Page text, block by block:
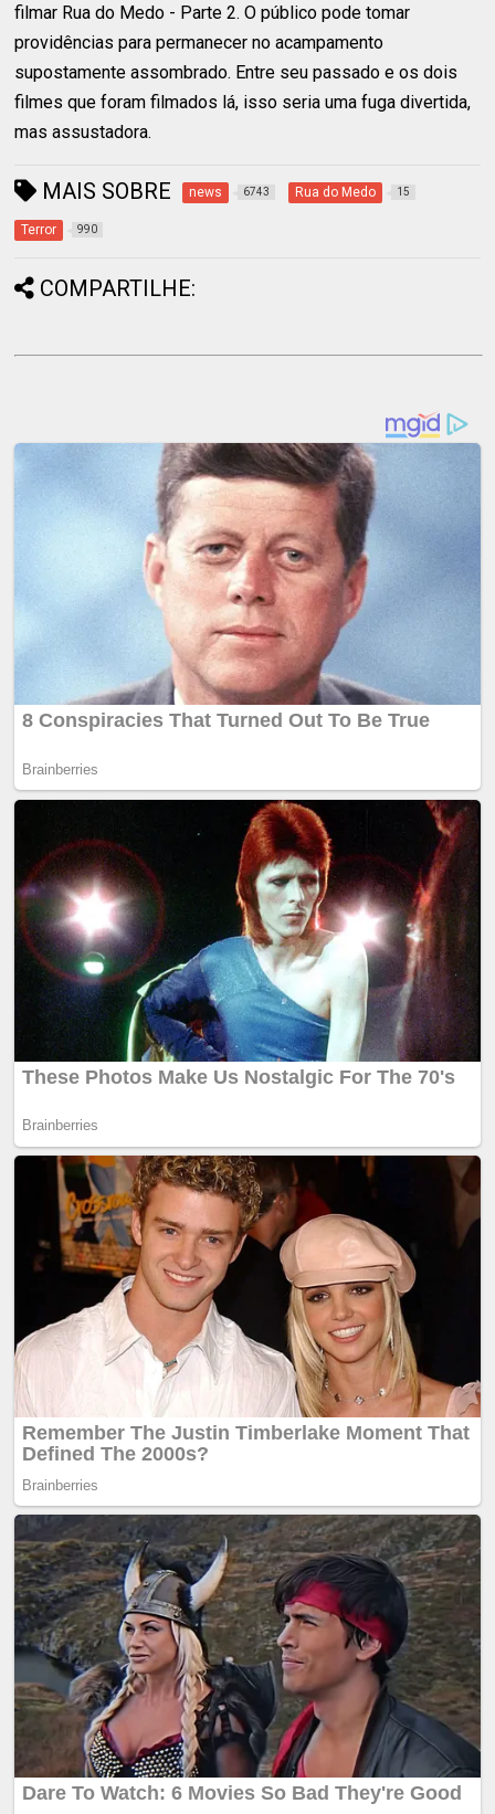
filmar Rua do Medo - Parte 2. O público pode tomar
providências para permanecer no acampamento
supostamente assombrado. Entre seu passado e os dois
filmes que foram filmados lá, isso seria uma fuga divertida,
mas assustadora.
MAIS SOBRE news 6743 Rua do Medo 15
Terror 990
COMPARTILHE: